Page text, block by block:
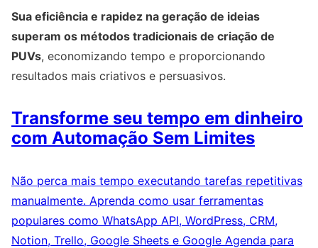
Sua eficiência e rapidez na geração de ideias
superam os métodos tradicionais de criação de
PUVs, economizando tempo e proporcionando
resultados mais criativos e persuasivos.
Transforme seu tempo em dinheiro
com Automação Sem Limites
Não perca mais tempo executando tarefas repetitivas
manualmente. Aprenda como usar ferramentas
populares como WhatsApp API, WordPress, CRM,
Notion, Trello, Google Sheets e Google Agenda para